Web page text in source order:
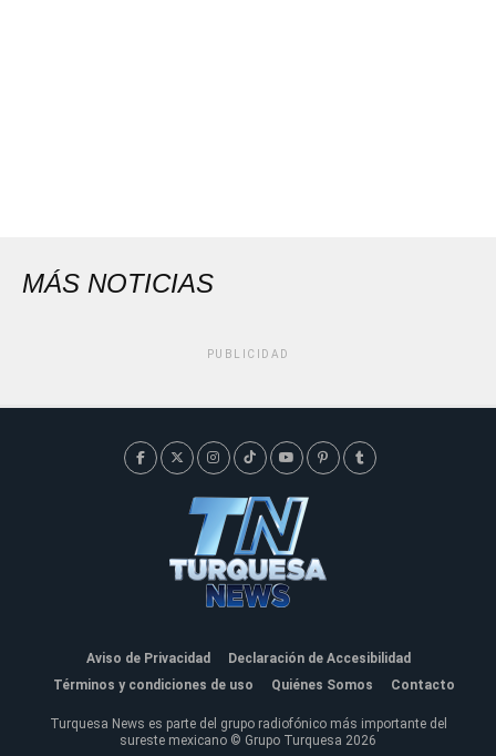
MÁS NOTICIAS
PUBLICIDAD
Aviso de Privacidad
Declaración de Accesibilidad
Términos y condiciones de uso
Quiénes Somos Contacto
Turquesa News es parte del grupo radiofónico más importante del
sureste mexicano © Grupo Turquesa 2026